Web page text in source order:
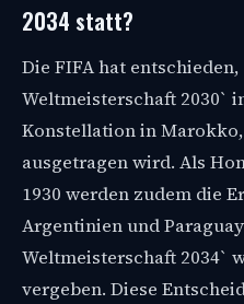
2034 statt?
Die FIFA hat
Weltmeisterschaft 2030`
Konstellation in
ausgetragen wird. Als
1930 werden zudem die
Argentinien und
Weltmeisterschaft 2034`
vergeben. Diese